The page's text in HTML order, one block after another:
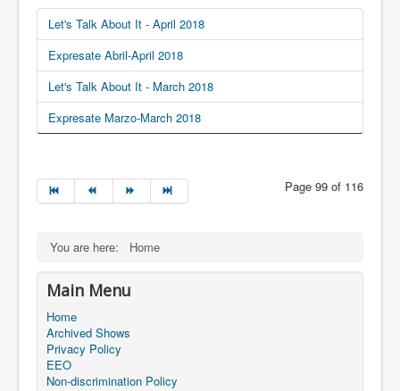
Let's Talk About It - April 2018
Expresate Abril-April 2018
Let's Talk About It - March 2018
Expresate Marzo-March 2018
Page 99 of 116
You are here: Home
Main Menu
Home
Archived Shows
Privacy Policy
EEO
Non-discrimination Policy